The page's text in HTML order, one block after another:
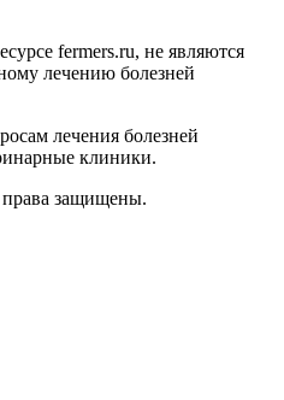
fermers.ru, не являются
лечению болезней
лечения болезней
клиники.
защищены.